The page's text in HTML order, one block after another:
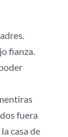
fianza.
fuera
casa de